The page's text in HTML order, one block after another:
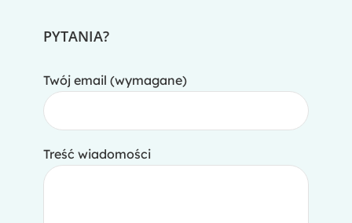
PYTANIA?
Twój email (wymagane)
Treść wiadomości